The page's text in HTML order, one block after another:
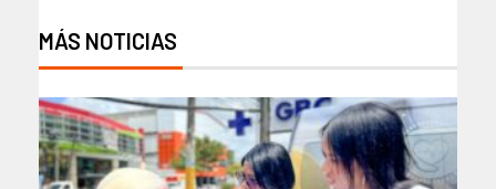
MÁS NOTICIAS